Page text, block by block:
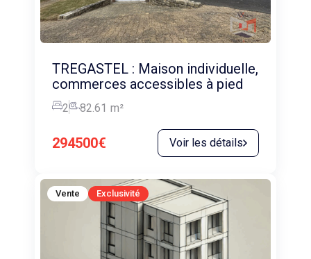
TREGASTEL : Maison individuelle,
commerces accessibles à pied
2 82.61 m²
294500€ Voir les détails
Vente Exclusivité